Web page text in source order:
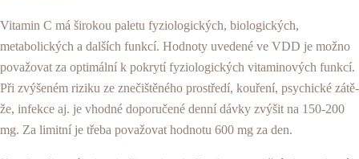
Vitamin C má širokou paletu fyziologických, biologic­kých,
metabolických a dalších funkcí. Hodnoty uvede­né ve VDD je možno
považovat za optimální k pokrytí fyziologických vitaminových funkcí.
Při zvýšeném rizi­ku ze znečištěného prostředí, kouření, psychické zátě­
že, infekce aj. je vhodné doporučené denní dávky zvý­šit na 150-200
mg. Za limitní je třeba považovat hod­notu 600 mg za den.